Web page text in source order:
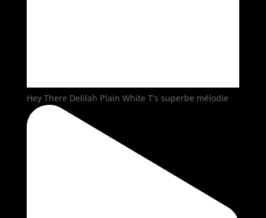
Hey There Delilah Plain White T’s superbe mélodie